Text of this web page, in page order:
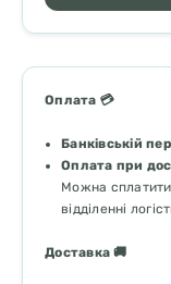
Оплата 💳
Банківській
Оплата при
Можна сплатити
відділенні
Доставка 🚚